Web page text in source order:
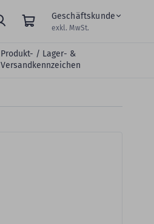
Geschäftskunde
exkl. MwSt.
Produkt- / Lager- &
Versandkennzeichen